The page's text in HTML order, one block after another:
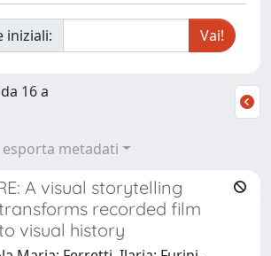
iniziali:
16 a
esporta metadati
A visual storytelling
recorded film
visual history